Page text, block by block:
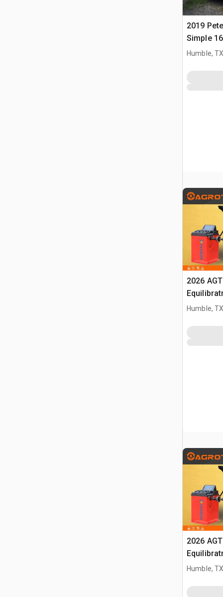
2019
Simple
Humble,
2026
(Unused)
Humble,
2026
(Unused)
Humble,